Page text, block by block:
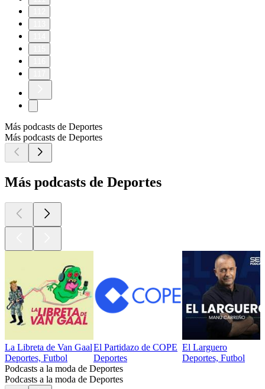
Más podcasts de Deportes
Más podcasts de Deportes
Más podcasts de Deportes
La Libreta de Van Gaal
Deportes, Futbol
El Partidazo de COPE
Deportes
El Larguero
Deportes, Futbol
Podcasts a la moda de Deportes
Podcasts a la moda de Deportes